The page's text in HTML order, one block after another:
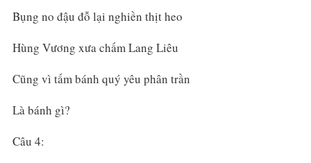
Bụng no đậu đỗ lại nghiền thịt heo
Hùng Vương xưa chấm Lang Liêu
Cũng vì tấm bánh quý yêu phân trần
Là bánh gì?
Câu 4: